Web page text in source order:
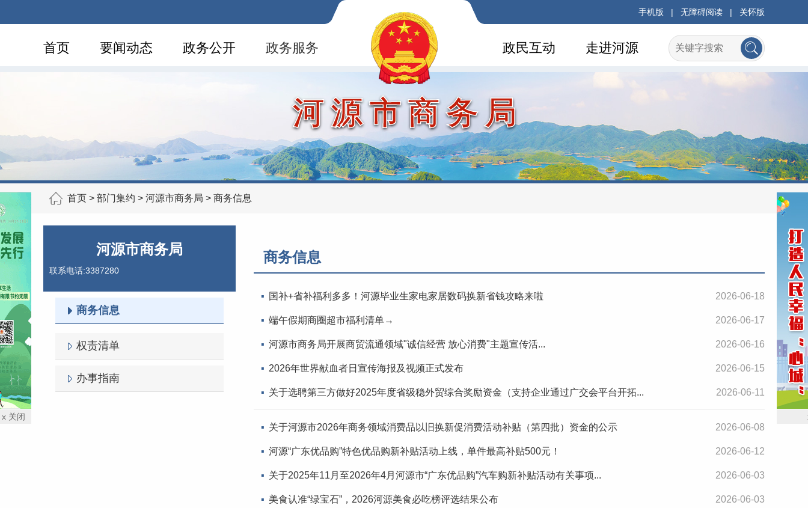
手机版 | 无障碍阅读 | 关怀版
首页 要闻动态 政务公开 政务服务 走进河源
政民互动
河源市商务局
首页 > 部门集约 > 河源市商务局 > 商务信息
河源市商务局
联系电话:3387280
商务信息
权责清单
办事指南
商务信息
2026-06-18
国补+省补福利多多！河源毕业生家电家居数码换新省钱攻略来啦
2026-06-17
端午假期商圈超市福利清单→
2026-06-16
河源市商务局开展商贸流通领域"诚信经营 放心消费"主题宣传活...
2026-06-15
2026年世界献血者日宣传海报及视频正式发布
2026-06-11
关于选聘第三方做好2025年度省级稳外贸综合奖励资金（支持企业通过广交会平台开拓...
2026-06-08
关于河源市2026年商务领域消费品以旧换新促消费活动补贴（第四批）资金的公示
2026-06-12
河源“广东优品购”特色优品购新补贴活动上线，单件最高补贴500元！
2026-06-03
关于2025年11月至2026年4月河源市“广东优品购”汽车购新补贴活动有关事项...
2026-06-03
美食认准“绿宝石”，2026河源美食必吃榜评选结果公布
x 关闭